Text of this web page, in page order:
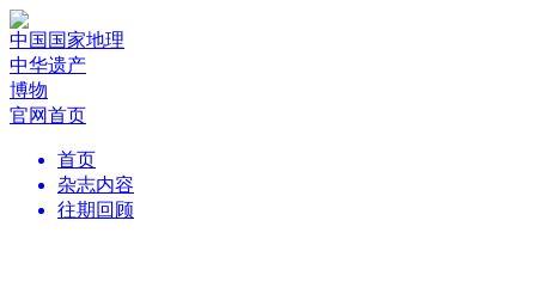
中国国家地理
中华遗产
博物
官网首页
首页
杂志内容
往期回顾